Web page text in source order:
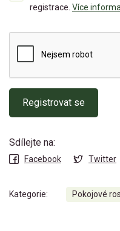
registrace. Více
Registrovat se
Sdílejte na:
Facebook Twitter
Kategorie: Pokojové